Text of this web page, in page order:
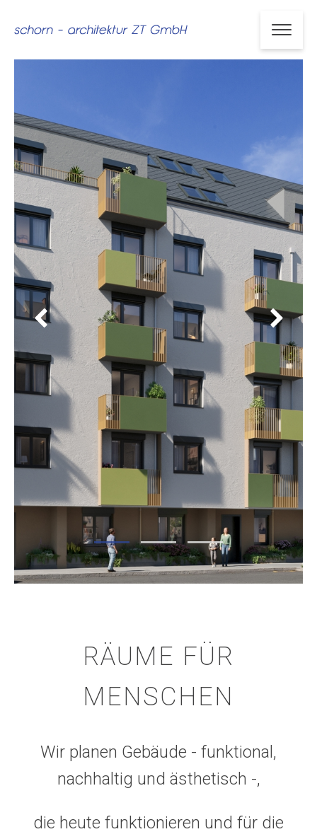
RÄUME FÜR
MENSCHEN
Wir planen Gebäude - funktional,
nachhaltig und ästhetisch -,
die heute funktionieren und für die